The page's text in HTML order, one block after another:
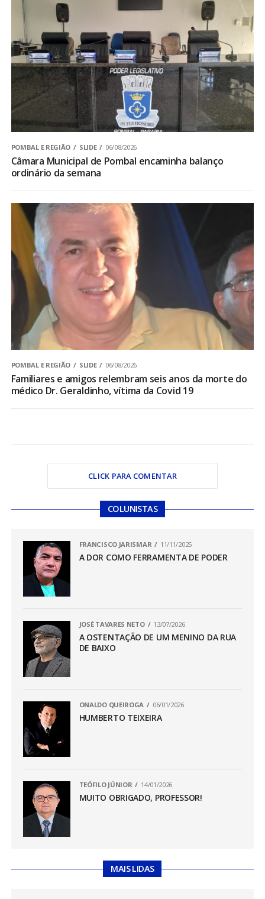
POMBAL E REGIÃO SLIDE 06/08/2026
Câmara Municipal de Pombal encaminha balanço
ordinário da semana
POMBAL E REGIÃO SLIDE 06/08/2026
Familiares e amigos relembram seis anos da morte do
médico Dr. Geraldinho, vítima da Covid 19
CLICK PARA COMENTAR
COLUNISTAS
FRANCISCO JARISMAR 11/11/2025
A DOR COMO FERRAMENTA DE PODER
JOSÉ TAVARES NETO 13/07/2026
A OSTENTAÇÃO DE UM MENINO DA RUA
DE BAIXO
ONALDO QUEIROGA 06/01/2026
HUMBERTO TEIXEIRA
TEÓFILO JÚNIOR 14/01/2026
MUITO OBRIGADO, PROFESSOR!
MAIS LIDAS